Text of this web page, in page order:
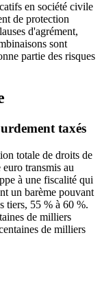
en société civile
de protection
d'agrément,
sont
partie des risques
taxés
totale de droits de
transmis au
à une fiscalité qui
un barème pouvant
tiers, 55 % à 60 %.
de milliers
de milliers